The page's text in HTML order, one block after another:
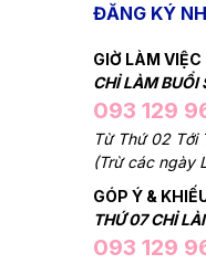
ĐĂNG KÝ
GIỜ LÀM
CHỈ LÀM BUỔI
093 129
Từ Thứ 02 Tới
(Trừ các ngày
GÓP Ý &
THỨ 07 CHỈ
093 129